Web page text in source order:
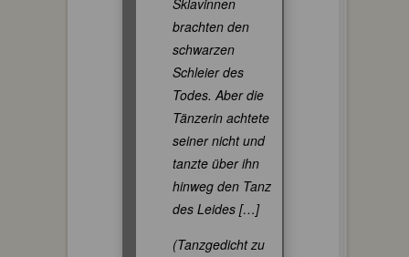
Sklavinnen
brachten den
schwarzen
Schleier des
Todes. Aber die
Tänzerin achtete
seiner nicht und
tanzte über ihn
hinweg den Tanz
des Leides […]
(Tanzgedicht zu